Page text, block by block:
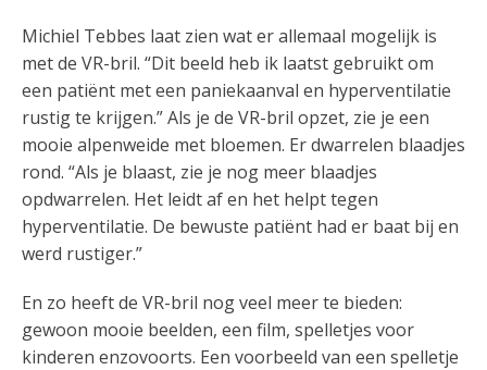
Michiel Tebbes laat zien wat er allemaal mogelijk is
met de VR-bril. “Dit beeld heb ik laatst gebruikt om
een patiënt met een paniekaanval en hyperventilatie
rustig te krijgen.” Als je de VR-bril opzet, zie je een
mooie alpenweide met bloemen. Er dwarrelen blaadjes
rond. “Als je blaast, zie je nog meer blaadjes
opdwarrelen. Het leidt af en het helpt tegen
hyperventilatie. De bewuste patiënt had er baat bij en
werd rustiger.”
En zo heeft de VR-bril nog veel meer te bieden:
gewoon mooie beelden, een film, spelletjes voor
kinderen enzovoorts. Een voorbeeld van een spelletje